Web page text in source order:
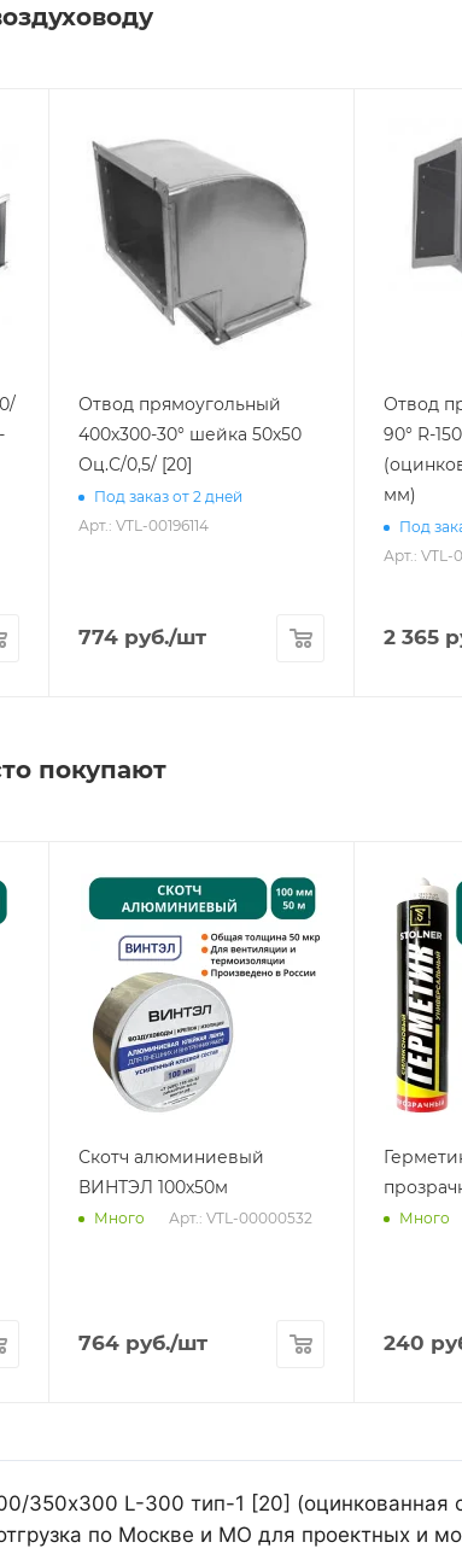
Отвод прямоугольный
400х300-30° шейка 50х50
Оц.С/0,5/ [20]
Под заказ от 2 дней
Арт.: VTL-00196114
774 руб./шт
Отвод
90° R-
мм)
Под
Арт.: VTL-
2 365
покупают
Скотч алюминиевый
ВИНТЭЛ 100х50м
Много Арт.: VTL-00000532
764 руб./шт
Много
240
350х300 L-300 тип-1 [20] (оцинкованная
по Москве и МО для проектных и